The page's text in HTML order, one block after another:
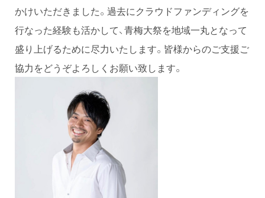
かけいただきました。過去にクラウドファンディングを
行なった経験も活かして、青梅大祭を地域一丸となって
盛り上げるために尽力いたします。皆様からのご支援ご
協力をどうぞよろしくお願い致します。